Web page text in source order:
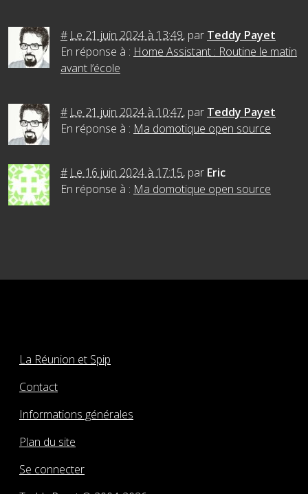
# Le 21 juin 2024 à 13:49, par Teddy Payet
En réponse à : Home Assistant : Routine le matin
avant l’école
# Le 21 juin 2024 à 10:47, par Teddy Payet
En réponse à : Ma domotique open source
# Le 16 juin 2024 à 17:15, par Eric
En réponse à : Ma domotique open source
La Réunion et Spip
Contact
Informations générales
Plan du site
Se connecter